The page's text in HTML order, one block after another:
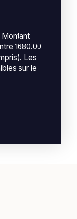
Montant
1680.00
Les
sur le